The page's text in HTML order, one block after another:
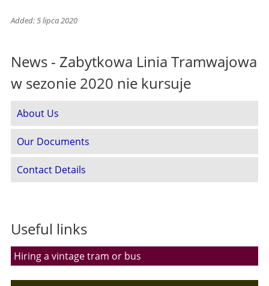
Added: 5 lipca 2020
News - Zabytkowa Linia Tramwajowa
w sezonie 2020 nie kursuje
About Us
Our Documents
Contact Details
Useful links
Hiring a vintage tram or bus